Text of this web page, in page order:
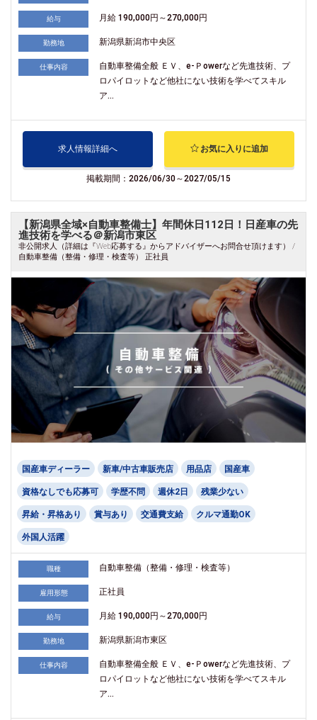
給与 月給 190,000円～270,000円
勤務地 新潟県新潟市中央区
仕事内容
自動車整備全般 ＥＶ、e-Ｐowerなど先進技術、プ
ロパイロットなど他社にない技術を学べてスキル
ア...
求人情報詳細へ お気に入りに追加
掲載期間：2026/06/30～2027/05/15
【新潟県全域×自動車整備士】年間休日112日！日産車の先
進技術を学べる＠新潟市東区
非公開求人（詳細は『Web応募する』からアドバイザーへお問合せ頂けます） /
自動車整備（整備・修理・検査等） 正社員
国産車ディーラー 新車/中古車販売店 用品店 国産車
資格なしでも応募可 学歴不問 週休2日 残業少ない
昇給・昇格あり 賞与あり 交通費支給 クルマ通勤OK
外国人活躍
職種 自動車整備（整備・修理・検査等）
雇用形態 正社員
給与 月給 190,000円～270,000円
勤務地 新潟県新潟市東区
仕事内容
自動車整備全般 ＥＶ、e-Ｐowerなど先進技術、プ
ロパイロットなど他社にない技術を学べてスキル
ア...